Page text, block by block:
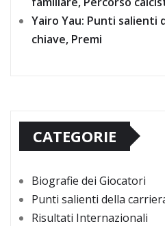
Yairo Yau: Punti salienti
chiave, Premi
CATEGORIE
Biografie dei Giocatori
Punti salienti della
Risultati Internazionali